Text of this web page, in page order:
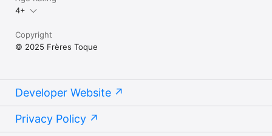
4+
Copyright
© 2025 Frères Toque
Developer Website
Privacy Policy